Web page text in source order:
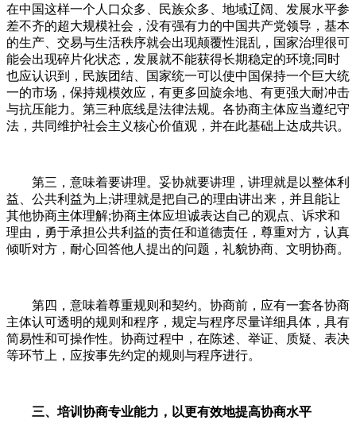
在中国这样一个人口众多、民族众多、地域辽阔、发展水平参
差不齐的超大规模社会，没有强有力的中国共产党领导，基本
的生产、交易与生活秩序就会出现颠覆性混乱，国家治理很可
能会出现碎片化状态，发展就不能获得长期稳定的环境;同时
也应认识到，民族团结、国家统一可以使中国保持一个巨大统
一的市场，保持规模效应，有更多回旋余地、有更强大耐冲击
与抗压能力。第三种底线是法律法规。各协商主体应当遵纪守
法，共同维护社会主义核心价值观，并在此基础上达成共识。
第三，意味着要讲理。妥协就要讲理，讲理就是以整体利
益、公共利益为上;讲理就是把自己的理由讲出来，并且能让
其他协商主体理解;协商主体应坦诚表达自己的观点、诉求和
理由，勇于承担公共利益的责任和道德责任，尊重对方，认真
倾听对方，耐心回答他人提出的问题，礼貌协商、文明协商。
第四，意味着尊重规则和契约。协商前，应有一套各协商
主体认可透明的规则和程序，规定与程序尽量详细具体，具有
简易性和可操作性。协商过程中，在陈述、举证、质疑、表决
等环节上，应按事先约定的规则与程序进行。
三、培训协商专业能力，以更有效地提高协商水平